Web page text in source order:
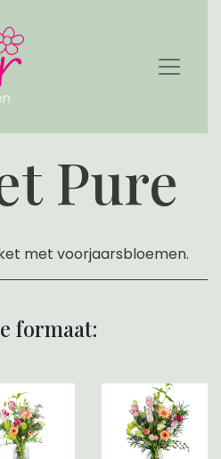
Pure
met voorjaarsbloemen.
formaat: